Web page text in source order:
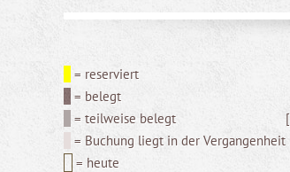
= reserviert
= belegt
= teilweise belegt
= Buchung liegt in der Vergangenheit
= heute
[